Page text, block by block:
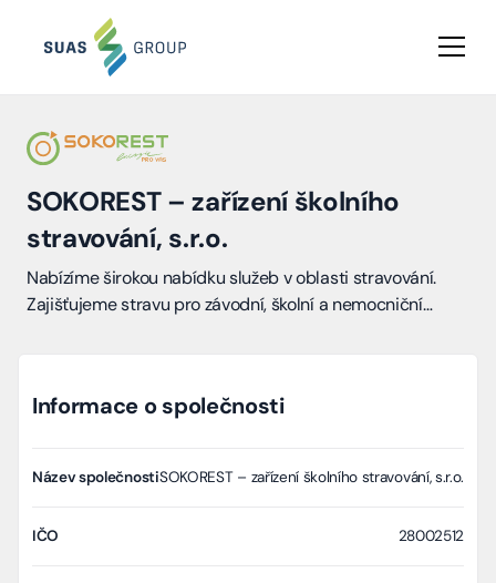
SOKOREST – zařízení školního
stravování, s.r.o.
Nabízíme širokou nabídku služeb v oblasti stravování.
Zajišťujeme stravu pro závodní, školní a nemocniční
Informace o společnosti
Název společnostiSOKOREST – zařízení školního stravování, s.r.o.
IČO 28002512